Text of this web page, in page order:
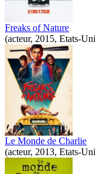
Freaks of Nature
(acteur, 2015, Etats-
Le Monde de Charlie
(acteur, 2013, Etats-